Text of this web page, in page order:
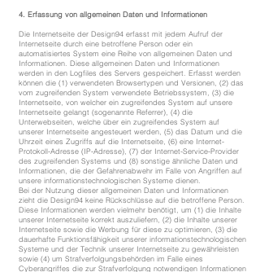
4. Erfassung von allgemeinen Daten und Informationen
Die Internetseite der Design94 erfasst mit jedem Aufruf der
Internetseite durch eine betroffene Person oder ein
automatisiertes System eine Reihe von allgemeinen Daten und
Informationen. Diese allgemeinen Daten und Informationen
werden in den Logfiles des Servers gespeichert. Erfasst werden
können die (1) verwendeten Browsertypen und Versionen, (2) das
vom zugreifenden System verwendete Betriebssystem, (3) die
Internetseite, von welcher ein zugreifendes System auf unsere
Internetseite gelangt (sogenannte Referrer), (4) die
Unterwebseiten, welche über ein zugreifendes System auf
unserer Internetseite angesteuert werden, (5) das Datum und die
Uhrzeit eines Zugriffs auf die Internetseite, (6) eine Internet-
Protokoll-Adresse (IP-Adresse), (7) der Internet-Service-Provider
des zugreifenden Systems und (8) sonstige ähnliche Daten und
Informationen, die der Gefahrenabwehr im Falle von Angriffen auf
unsere informationstechnologischen Systeme dienen.
Bei der Nutzung dieser allgemeinen Daten und Informationen
zieht die Design94 keine Rückschlüsse auf die betroffene Person.
Diese Informationen werden vielmehr benötigt, um (1) die Inhalte
unserer Internetseite korrekt auszuliefern, (2) die Inhalte unserer
Internetseite sowie die Werbung für diese zu optimieren, (3) die
dauerhafte Funktionsfähigkeit unserer informationstechnologischen
Systeme und der Technik unserer Internetseite zu gewährleisten
sowie (4) um Strafverfolgungsbehörden im Falle eines
Cyberangriffes die zur Strafverfolgung notwendigen Informationen